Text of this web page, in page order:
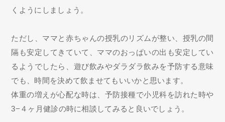
くようにしましょう。
ただし、ママと赤ちゃんの授乳のリズムが整い、授乳の間
隔も安定してきていて、ママのおっぱいの出も安定してい
るようでしたら、遊び飲みやダラダラ飲みを予防する意味
でも、時間を決めて飲ませてもいいかと思います。
体重の増えが心配な時は、予防接種で小児科を訪れた時や
3−４ヶ月健診の時に相談してみると良いでしょう。